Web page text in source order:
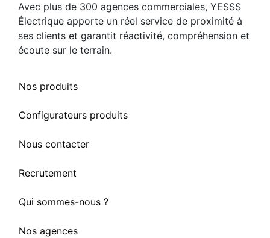
Avec plus de 300 agences commerciales, YESSS
Électrique apporte un réel service de proximité à
ses clients et garantit réactivité, compréhension et
écoute sur le terrain.
Nos produits
Configurateurs produits
Nous contacter
Recrutement
Qui sommes-nous ?
Nos agences